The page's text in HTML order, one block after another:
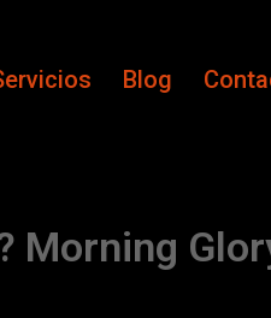
Blog
Morning